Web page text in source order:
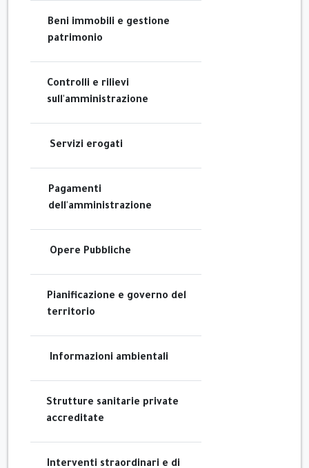
Beni immobili e gestione
patrimonio
Controlli e rilievi
sull'amministrazione
Servizi erogati
Pagamenti
dell'amministrazione
Opere Pubbliche
Pianificazione e governo del
territorio
Informazioni ambientali
Strutture sanitarie private
accreditate
Interventi straordinari e di